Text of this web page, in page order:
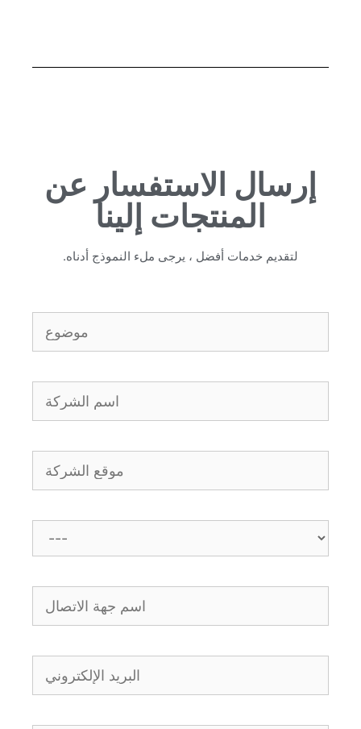
إرسال الاستفسار عن
المنتجات إلينا
لتقديم خدمات أفضل ، يرجى ملء النموذج أدناه.